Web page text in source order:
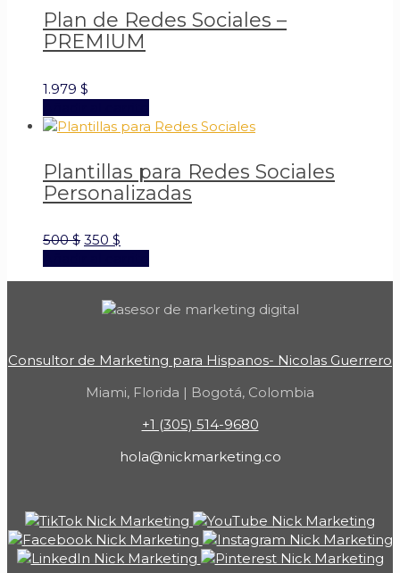
Plan de Redes Sociales –
PREMIUM
1.979 $
Plantillas para Redes Sociales
Personalizadas
500$ 350 $
Consultor de Marketing para Hispanos- Nicolas Guerrero
Miami, Florida | Bogotá, Colombia
+1 (305) 514-9680
hola@nickmarketing.co